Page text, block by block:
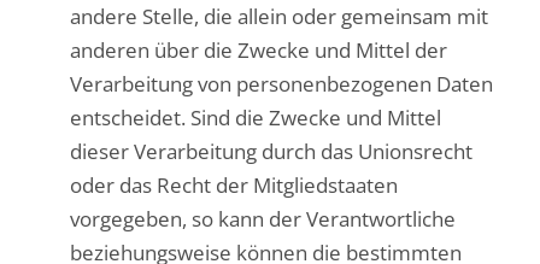
andere Stelle, die allein oder gemeinsam mit
anderen über die Zwecke und Mittel der
Verarbeitung von personenbezogenen Daten
entscheidet. Sind die Zwecke und Mittel
dieser Verarbeitung durch das Unionsrecht
oder das Recht der Mitgliedstaaten
vorgegeben, so kann der Verantwortliche
beziehungsweise können die bestimmten